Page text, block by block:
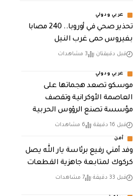
عربي ودولي
تحذير صحي في أوروبا.. 240 مصابا
بفيروس حمى غرب النيل
قبل دقيقتان 3 مشاهدات
عربي ودولي
موسكو تصعد هجماتها على
العاصمة الأوكرانية وتقصف
مؤسسة تصنع الرؤوس الحربية
قبل 16 دقيقة 6 مشاهدات
أمن
وفد أمني رفيع برئاسة يار الله يصل
كركوك لمتابعة جاهزية القطعات
قبل 33 دقيقة 7 مشاهدات